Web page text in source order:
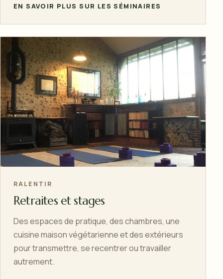
EN SAVOIR PLUS SUR LES SÉMINAIRES
RALENTIR
Retraites et stages
Des espaces de pratique, des chambres, une
cuisine maison végétarienne et des extérieurs
pour transmettre, se recentrer ou travailler
autrement.